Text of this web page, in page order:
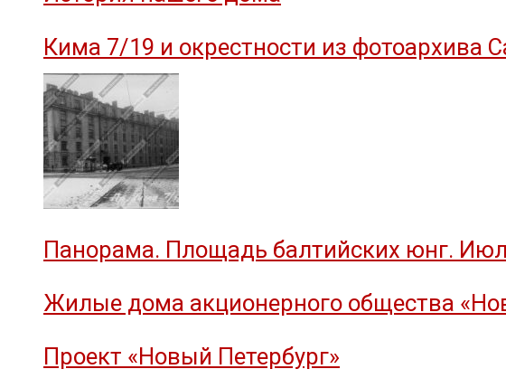
Кима 7/19 и окрестности из фотоархива
Панорама. Площадь балтийских юнг.
Жилые дома акционерного общества
Проект «Новый Петербург»